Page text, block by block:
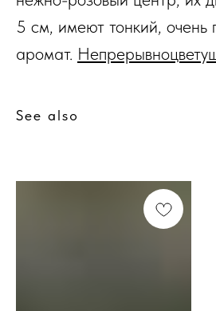
5 см, имеют тонкий, очень
аромат.
See also